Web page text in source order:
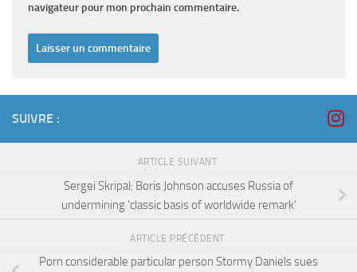
navigateur pour mon prochain commentaire.
SUIVRE :
ARTICLE SUIVANT
Sergei Skripal: Boris Johnson accuses Russia of
undermining ‘classic basis of worldwide remark’
ARTICLE PRÉCÉDENT
Porn considerable particular person Stormy Daniels sues